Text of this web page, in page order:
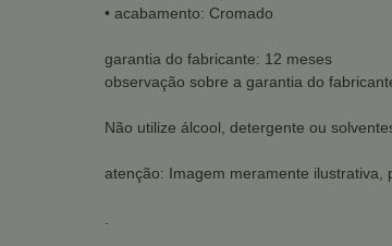
• acabamento: Cromado
garantia do fabricante: 12 meses
observação sobre a garantia do
Não utilize álcool, detergente ou
atenção: Imagem meramente ilustrativa,